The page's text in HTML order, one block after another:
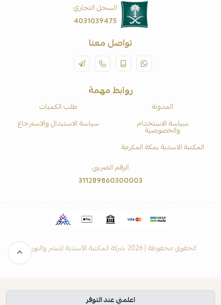
اعلمني عند التوفر
السجل التجاري
4031039475
تواصل معنا
روابط مهمة
المدونة
طلب الكميات
سياسة الاستخدام
والخصوصية
سياسة الاستبدال والاسترجاع
المكتبة الاسدية بمكة المكرمة
الرقم الضريبي
311289860300003
الحقوق محفوظة | 2026 شركة المكتبة الأسدية للنشر والتوزيع